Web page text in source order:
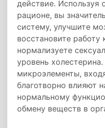
действие. Используя
рационе, вы
систему, улучшите
восстановите
нормализуете
уровень
микроэлементы,
благотворно влияют
нормальному
обмену веществ в